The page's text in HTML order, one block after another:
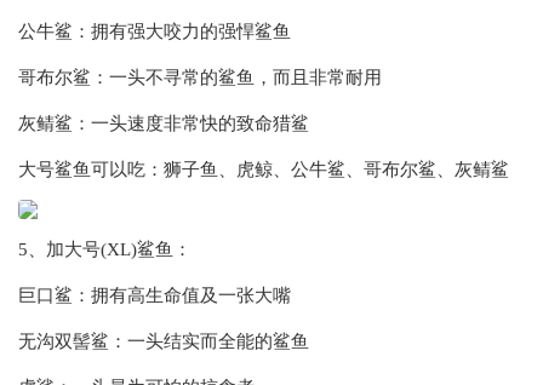
公牛鲨：拥有强大咬力的强悍鲨鱼
哥布尔鲨：一头不寻常的鲨鱼，而且非常耐用
灰鲭鲨：一头速度非常快的致命猎鲨
大号鲨鱼可以吃：狮子鱼、虎鲸、公牛鲨、哥布尔鲨、灰鲭鲨
5、加大号(XL)鲨鱼：
巨口鲨：拥有高生命值及一张大嘴
无沟双髻鲨：一头结实而全能的鲨鱼